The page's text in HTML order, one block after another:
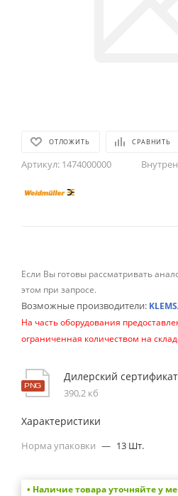
ОТЛОЖИТЬ СРАВНИТЬ
Артикул: 1474000000
Если Вы готовы рассматривать
этом при запросе.
Возможные производители:
На часть оборудования
ограниченная количеством на
Дилерский сертификат
390,2 кб
Характеристики
Норма упаковки — 13 Шт.
• Наличие товара уточняйте у